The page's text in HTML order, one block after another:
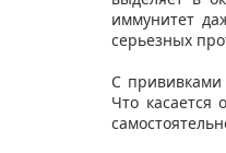
иммунитет
серьезных
С прививками
Что